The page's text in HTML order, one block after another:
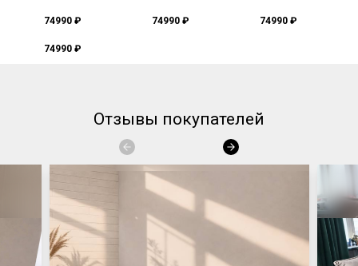
74990 ₽ 74990 ₽ 74990 ₽
74990 ₽
Отзывы покупателей